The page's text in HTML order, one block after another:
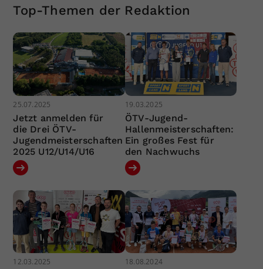
Top-Themen der Redaktion
25.07.2025
Jetzt anmelden für
die Drei ÖTV-
Jugendmeisterschaften
2025 U12/U14/U16
19.03.2025
ÖTV-Jugend-
Hallenmeisterschaften:
Ein großes Fest für
den Nachwuchs
12.03.2025 18.08.2024